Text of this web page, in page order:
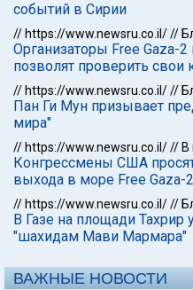
событий в Сирии
// https://www.newsru.co.il///
Организаторы Free Gaza-
позволят проверить свои
// https://www.newsru.co.il///
Пан Ги Мун призывает
мира"
// https://www.newsru.co.il/// В
Конгрессмены США
выхода в море Free Gaza-2
// https://www.newsru.co.il///
В Газе на площади Тахрир
"шахидам Мави Мармара"
ВАЖНЫЕ НОВОСТИ